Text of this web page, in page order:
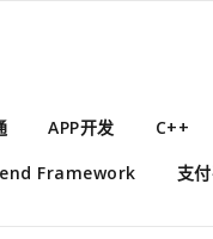
APP开发 C++
Framework 支